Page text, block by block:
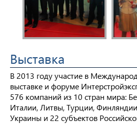
Выставка
В 2013 году участие в
выставке и форуме
576 компаний из 10 стран мира:
Италии, Литвы, Турции,
Украины и 22 субъектов